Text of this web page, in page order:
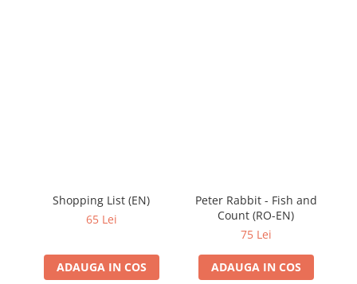
Shopping List (EN)
65 Lei
ADAUGA IN COS
Peter Rabbit - Fish and
Count (RO-EN)
75 Lei
ADAUGA IN COS